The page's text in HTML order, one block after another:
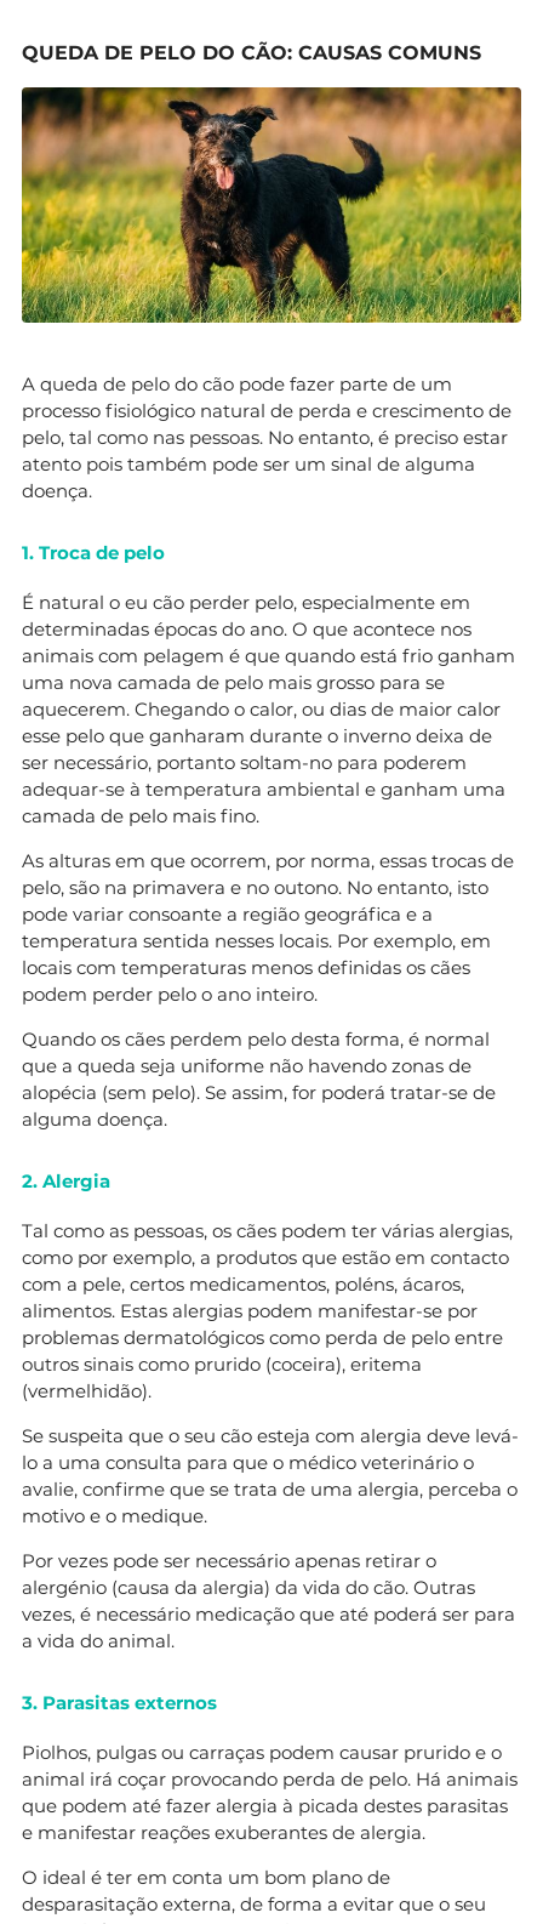
QUEDA DE PELO DO CÃO: CAUSAS COMUNS
A queda de pelo do cão pode fazer parte de um
processo fisiológico natural de perda e crescimento de
pelo, tal como nas pessoas. No entanto, é preciso estar
atento pois também pode ser um sinal de alguma
doença.
1. Troca de pelo
É natural o eu cão perder pelo, especialmente em
determinadas épocas do ano. O que acontece nos
animais com pelagem é que quando está frio ganham
uma nova camada de pelo mais grosso para se
aquecerem. Chegando o calor, ou dias de maior calor
esse pelo que ganharam durante o inverno deixa de
ser necessário, portanto soltam-no para poderem
adequar-se à temperatura ambiental e ganham uma
camada de pelo mais fino.
As alturas em que ocorrem, por norma, essas trocas de
pelo, são na primavera e no outono. No entanto, isto
pode variar consoante a região geográfica e a
temperatura sentida nesses locais. Por exemplo, em
locais com temperaturas menos definidas os cães
podem perder pelo o ano inteiro.
Quando os cães perdem pelo desta forma, é normal
que a queda seja uniforme não havendo zonas de
alopécia (sem pelo). Se assim, for poderá tratar-se de
alguma doença.
2. Alergia
Tal como as pessoas, os cães podem ter várias alergias,
como por exemplo, a produtos que estão em contacto
com a pele, certos medicamentos, poléns, ácaros,
alimentos. Estas alergias podem manifestar-se por
problemas dermatológicos como perda de pelo entre
outros sinais como prurido (coceira), eritema
(vermelhidão).
Se suspeita que o seu cão esteja com alergia deve levá-
lo a uma consulta para que o médico veterinário o
avalie, confirme que se trata de uma alergia, perceba o
motivo e o medique.
Por vezes pode ser necessário apenas retirar o
alergénio (causa da alergia) da vida do cão. Outras
vezes, é necessário medicação que até poderá ser para
a vida do animal.
3. Parasitas externos
Piolhos, pulgas ou carraças podem causar prurido e o
animal irá coçar provocando perda de pelo. Há animais
que podem até fazer alergia à picada destes parasitas
e manifestar reações exuberantes de alergia.
O ideal é ter em conta um bom plano de
desparasitação externa, de forma a evitar que o seu